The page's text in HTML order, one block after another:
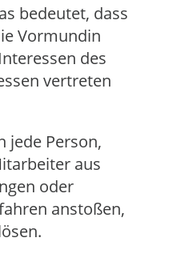
bedeutet, dass
Vormundin
des
vertreten
jede Person,
aus
oder
anstoßen,